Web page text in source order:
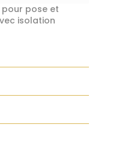
pose et
isolation